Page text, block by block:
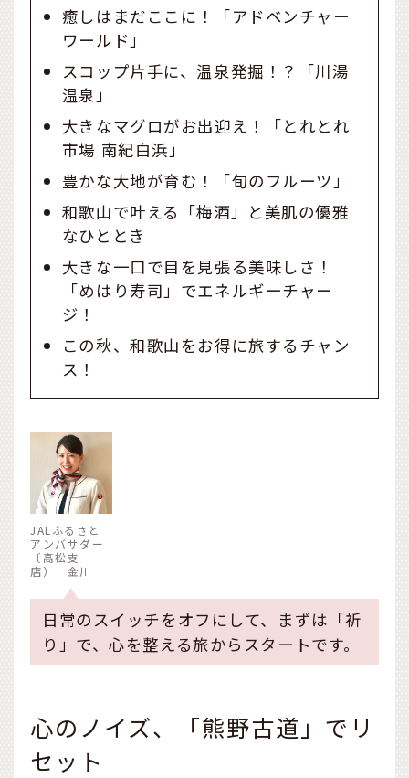
癒しはまだここに！「アドベンチャー
ワールド」
スコップ片手に、温泉発掘！？「川湯
温泉」
大きなマグロがお出迎え！「とれとれ
市場 南紀白浜」
豊かな大地が育む！「旬のフルーツ」
和歌山で叶える「梅酒」と美肌の優雅
なひととき
大きな一口で目を見張る美味しさ！
「めはり寿司」でエネルギーチャー
ジ！
この秋、和歌山をお得に旅するチャン
ス！
JALふるさと
アンバサダー
〔高松支
店） 金川
日常のスイッチをオフにして、まずは「祈
り」で、心を整える旅からスタートです。
心のノイズ、「熊野古道」でリ
セット